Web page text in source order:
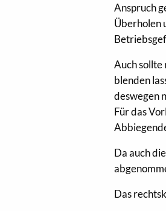
Anspruch
Überholen
Auch sollte
blenden
deswegen
Für das
Da auch
Das